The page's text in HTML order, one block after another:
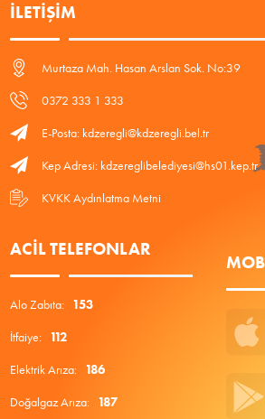
İLETIŞIM
Murtaza Mah. Hasan Arslan Sok. No:39
0372 333 1 333
E-Posta: kdzeregli@kdzeregli.bel.tr
Kep Adresi: kdzereglibelediyesi@hs01.kep.tr
KVKK Aydınlatma Metni
ACIL TELEFONLAR
Alo Zabıta: 153
İtfaiye: 112
Elektrik Arıza: 186
Doğalgaz Arıza: 187